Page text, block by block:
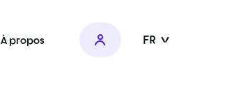
À propos FR